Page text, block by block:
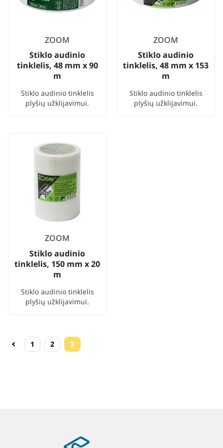
ZOOM
Stiklo audinio
tinklelis, 48 mm x 90
m
Stiklo audinio tinklelis
plyšių užklijavimui.
ZOOM
Stiklo audinio
tinklelis, 48 mm x 153
m
Stiklo audinio tinklelis
plyšių užklijavimui.
ZOOM
Stiklo audinio
tinklelis, 150 mm x 20
m
Stiklo audinio tinklelis
plyšių užklijavimui.
1 2 3